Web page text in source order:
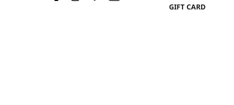
GIFT CARD